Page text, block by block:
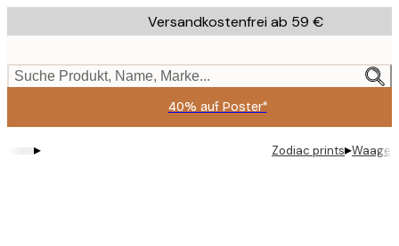
to
content.
Versandkostenfrei ab 59 €
Suche Produkt, Name, Marke...
40% auf Poster*
▸ Zodiac prints▸Waage